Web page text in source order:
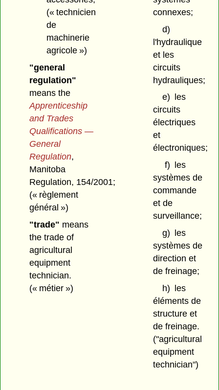
(« technicien
de
machinerie
agricole »)
"general
regulation"
means the
Apprenticeship
and Trades
Qualifications —
General
Regulation,
Manitoba
Regulation, 154/2001;
(« règlement
général »)
"trade" means
the trade of
agricultural
equipment
technician.
(« métier »)
connexes;
d)
l'hydraulique
et les
circuits
hydrauliques;
e)
les
circuits
électriques
et
électroniques;
f)
les
systèmes de
commande
et de
surveillance;
g) les
systèmes de
direction et
de freinage;
h) les
éléments de
structure et
de freinage.
("agricultural
equipment
technician")